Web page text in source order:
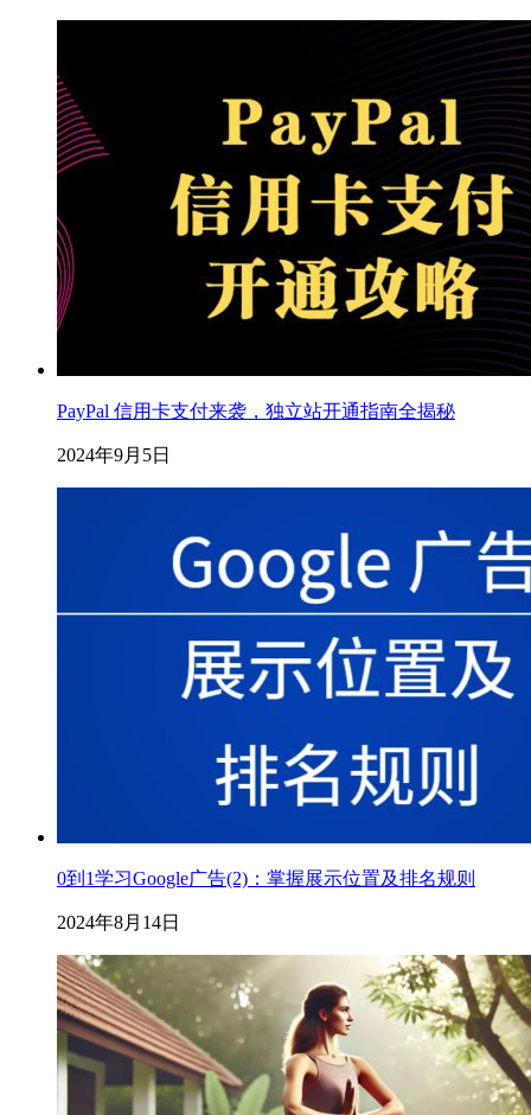
PayPal 信用卡支付来袭，独立站开通指南全揭秘
2024年9月5日
0到1学习Google广告(2)：掌握展示位置及排名规则
2024年8月14日